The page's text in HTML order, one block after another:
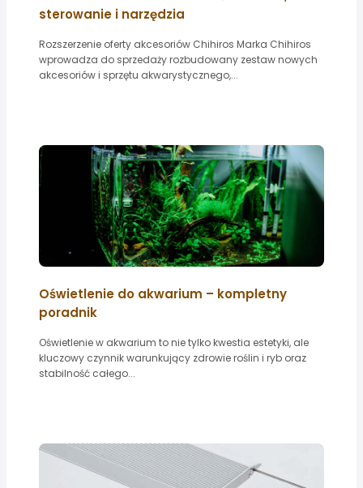
sterowanie i narzędzia
Rozszerzenie oferty akcesoriów Chihiros Marka Chihiros
wprowadza do sprzedaży rozbudowany zestaw nowych
akcesoriów i sprzętu akwarystycznego,...
Oświetlenie do akwarium – kompletny
poradnik
Oświetlenie w akwarium to nie tylko kwestia estetyki, ale
kluczowy czynnik warunkujący zdrowie roślin i ryb oraz
stabilność całego...